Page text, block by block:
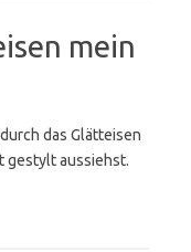
mein
das Glätteisen
gestylt aussiehst.